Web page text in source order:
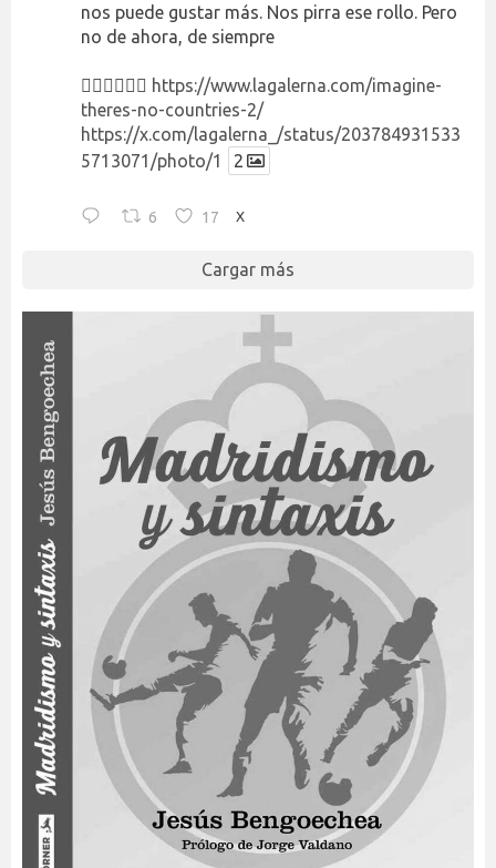
nos puede gustar más. Nos pirra ese rollo. Pero
no de ahora, de siempre
👉🏻👉🏻👉🏻 https://www.lagalerna.com/imagine-
theres-no-countries-2/
https://x.com/lagalerna_/status/203784931533
5713071/photo/1
2
6 17 X
Cargar más